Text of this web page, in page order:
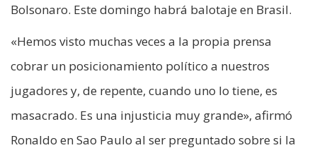
Bolsonaro. Este domingo habrá balotaje en Brasil.
«Hemos visto muchas veces a la propia prensa
cobrar un posicionamiento político a nuestros
jugadores y, de repente, cuando uno lo tiene, es
masacrado. Es una injusticia muy grande», afirmó
Ronaldo en Sao Paulo al ser preguntado sobre si la